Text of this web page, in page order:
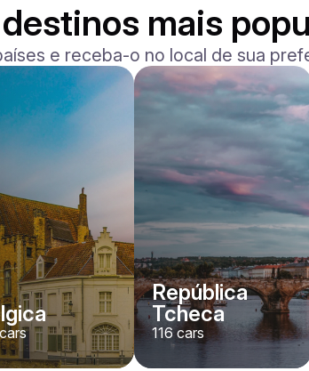
De 750
Ferrari
F8 Spider
2022• convertível,
RNWMPA4V
mais
e receba-o no local de sua
República
Tcheca
116cars